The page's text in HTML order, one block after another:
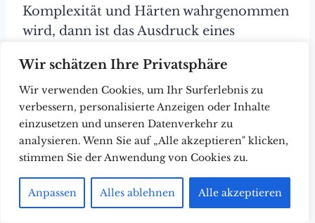
Wir schätzen Ihre Privatsphäre
Wir verwenden Cookies, um Ihr Surferlebnis zu
verbessern, personalisierte Anzeigen oder Inhalte
einzusetzen und unseren Datenverkehr zu
analysieren. Wenn Sie auf „Alle akzeptieren" klicken,
stimmen Sie der Anwendung von Cookies zu.
Anpassen Alles ablehnen Alle akzeptieren
Komplexität und Härten wahrgenommen
wird, dann ist das Ausdruck eines
Und so stoßen wir seit mehr als gut drei
Jahrzehnten in weiten Teilen der
Gesellschaft und vor allem den Medien
auf eine ritualisierte Rhetorik, wonach
friedfertig seien. In Folge zerfällt deren
Beziehungsalltag in unversöhnbare